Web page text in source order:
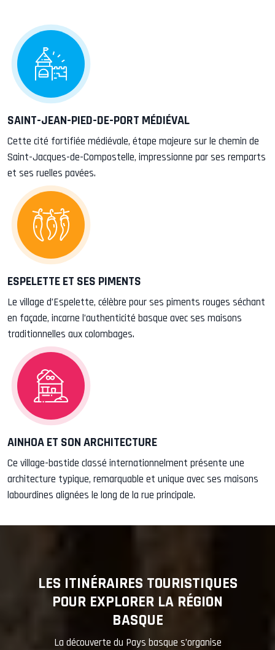
SAINT-JEAN-PIED-DE-PORT MÉDIÉVAL
Cette cité fortifiée médiévale, étape majeure sur le chemin de
Saint-Jacques-de-Compostelle, impressionne par ses remparts
et ses ruelles pavées.
ESPELETTE ET SES PIMENTS
Le village d’Espelette, célèbre pour ses piments rouges séchant
en façade, incarne l’authenticité basque avec ses maisons
traditionnelles aux colombages.
AINHOA ET SON ARCHITECTURE
Ce village-bastide classé internationnelment présente une
architecture typique, remarquable et unique avec ses maisons
labourdines alignées le long de la rue principale.
LES ITINÉRAIRES TOURISTIQUES
POUR EXPLORER LA RÉGION
BASQUE
La découverte du Pays basque s’organise